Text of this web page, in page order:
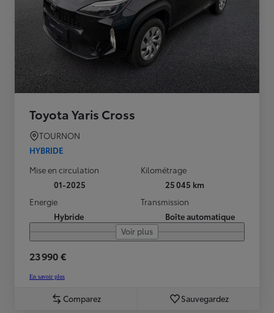
Toyota Yaris Cross
TOURNON
HYBRIDE
Mise en circulation
01-2025
Kilométrage
25 045 km
Energie
Hybride
Transmission
Boîte automatique
Voir plus
23 990 €
En savoir plus
Comparez Sauvegardez